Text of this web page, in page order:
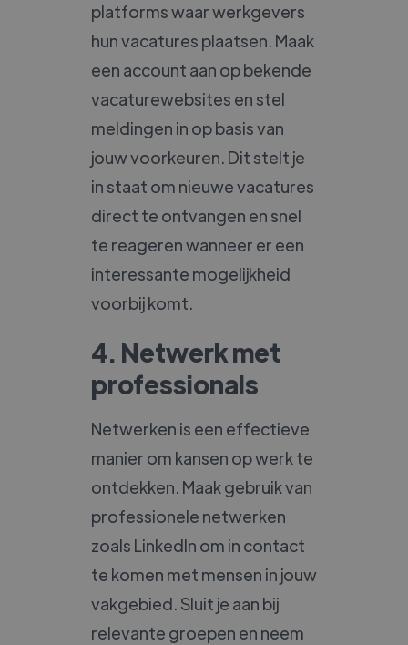
platforms waar werkgevers
hun vacatures plaatsen. Maak
een account aan op bekende
vacaturewebsites en stel
meldingen in op basis van
jouw voorkeuren. Dit stelt je
in staat om nieuwe vacatures
direct te ontvangen en snel
te reageren wanneer er een
interessante mogelijkheid
voorbij komt.
4. Netwerk met
professionals
Netwerken is een effectieve
manier om kansen op werk te
ontdekken. Maak gebruik van
professionele netwerken
zoals LinkedIn om in contact
te komen met mensen in jouw
vakgebied. Sluit je aan bij
relevante groepen en neem